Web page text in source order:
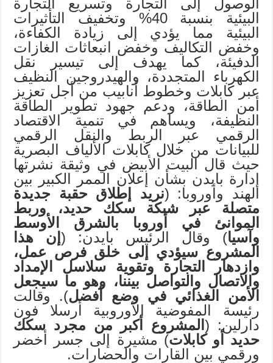
البيئية بنسبة 40% وتخفيف التأثيرات
البيئية مما يؤدي إلى زيادة الكفاءة،
وخفض التكاليف وخفض انبعاثات الغازات
الدفيئة، كما يهدف إلى تيسير نقل
الكهرباء المتجددة، والهيدروجين النظيف
عبر كابلات وخطوط أنابيب من أجل تعزيز
أمن الطاقة، ودعم جهود تطوير الطاقة
النظيفة، ويساهم في تنمية الاقتصاد
الرقمي عبر الربط والنقل الرقمي
للبيانات من خلال كابلات الألياف البصرية
حيث قال البيت الأبيض في وثيقة نشرتها
إدارة بايدن بشأن إعلان الممر الكبير بين
الهند وأوروبا: (نريد إطلاق حقبة جديدة
متصلة عبر شبكة سكك حديد، وربط
الموانئ في أوروبا بالشرق الأوسط
وآسيا) وقال الرئيس بايدن: ( إن هذا
المشروع سيؤدي إلى خلق فرص عمل،
وازدهار التجارة وتقوية سلاسل الإمداد
والاتصال والتواصل بيننا، وهو ما سيجعل
الأمن الغذائي في وضع أفضل). وقالت
رئيسة المفوضية الأوروبية أرسلا فون
دارلين: (المشروع أكبر من مجرد سكك
حديد أو كابلات) مشيرة إلى جسر أخضر
ورقمي بين القارات والحضارات.